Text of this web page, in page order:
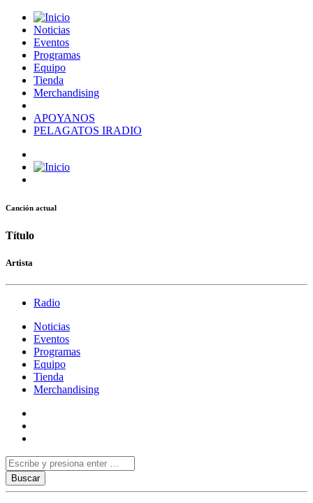
Noticias
Eventos
Programas
Equipo
Tienda
Merchandising
APOYANOS
PELAGATOS IRADIO
Canción actual
Título
Artista
Radio
Noticias
Eventos
Programas
Equipo
Tienda
Merchandising